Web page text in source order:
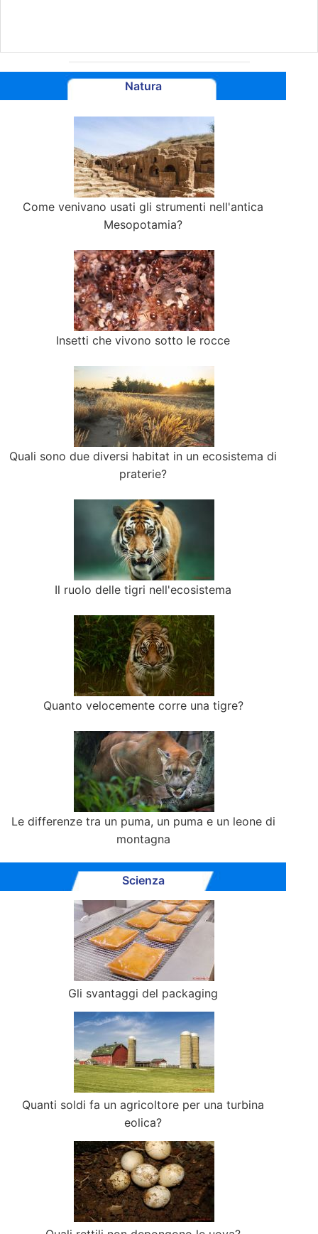
Natura
Come venivano usati gli strumenti nell'antica
Mesopotamia?
Insetti che vivono sotto le rocce
Quali sono due diversi habitat in un ecosistema di
praterie?
Il ruolo delle tigri nell'ecosistema
Quanto velocemente corre una tigre?
Le differenze tra un puma, un puma e un leone di
montagna
Scienza
Gli svantaggi del packaging
Quanti soldi fa un agricoltore per una turbina
eolica?